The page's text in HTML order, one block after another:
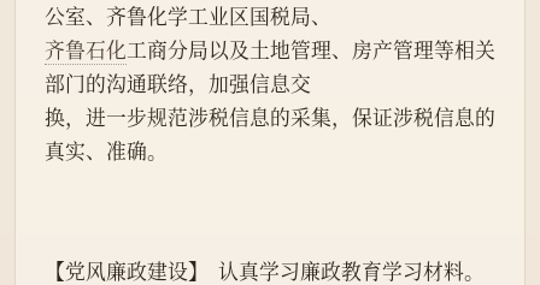
公室、齐鲁化学工业区国税局、
齐鲁石化工商分局以及土地管理、房产管理等相关
部门的沟通联络，加强信息交
换，进一步规范涉税信息的采集，保证涉税信息的
真实、准确。
【党风廉政建设】  认真学习廉政教育学习材料。